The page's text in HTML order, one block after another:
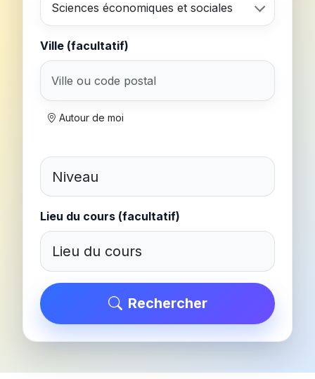
Sciences économiques et sociales
Ville (facultatif)
Autour de moi
Lieu du cours (facultatif)
Rechercher